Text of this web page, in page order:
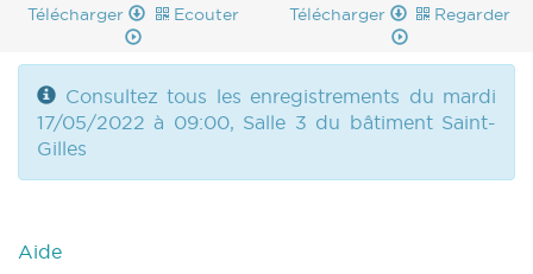
Télécharger Ecouter Télécharger Regarder
Consultez tous les enregistrements du mardi
17/05/2022 à 09:00, Salle 3 du bâtiment Saint-
Gilles
Aide